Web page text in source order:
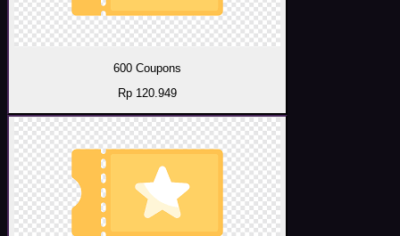
600 Coupons
Rp 120.949